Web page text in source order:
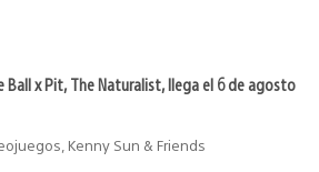
Ball x Pit, The Naturalist, llega el 6 de agosto
Kenny Sun & Friends